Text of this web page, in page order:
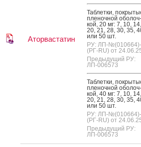
Аторвастатин
Таб­летки,
пле­ноч­ной обо­лоч­
кой, 20 мг: 7, 10, 14,
20, 21, 28, 30, 35,
или 50 шт.
РУ: ЛП-№(010664)-
(РГ-RU) от
Предыдущий РУ:
ЛП-006573
Таб­летки,
пле­ноч­ной обо­лоч­
кой, 40 мг: 7, 10, 14,
20, 21, 28, 30, 35,
или 50 шт.
РУ: ЛП-№(010664)-
(РГ-RU) от
Предыдущий РУ:
ЛП-006573